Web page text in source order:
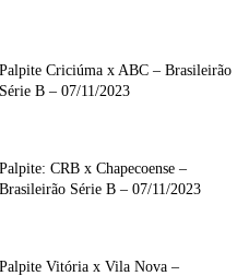
Criciúma x ABC – Brasileirão
B – 07/11/2023
CRB x Chapecoense –
Série B – 07/11/2023
Vitória x Vila Nova –